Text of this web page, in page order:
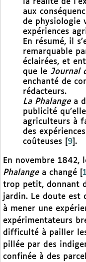
la réalité de
aux
de physiologie
expériences
En résumé, il
remarquable
éclairées, et
que le Journal
enchanté de
rédacteurs.
La Phalangea
publicité
agriculteurs à
des
coûteuses
9 .
En novembre 1842,
Phalangea changé
trop petit, donnant
jardin. Le doute est
à mener une
expérimentateurs
difficulté à pailler
pillée par des
confinée à des